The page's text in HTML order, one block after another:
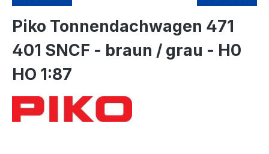
Piko Tonnendachwagen 471
401 SNCF - braun / grau - H0
HO 1:87